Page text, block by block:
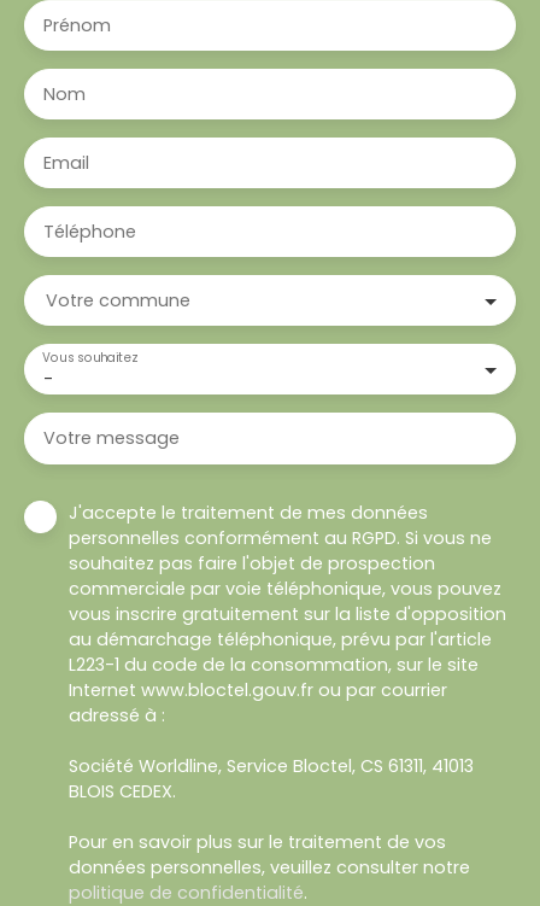
Prénom
Nom
Email
Téléphone
Votre commune
-
Vous souhaitez
Votre message
J'accepte le traitement de mes données
personnelles conformément au RGPD. Si vous ne
souhaitez pas faire l'objet de prospection
commerciale par voie téléphonique, vous pouvez
vous inscrire gratuitement sur la liste d'opposition
au démarchage téléphonique, prévu par l'article
L223-1 du code de la consommation, sur le site
Internet www.bloctel.gouv.fr ou par courrier
adressé à :
Société Worldline, Service Bloctel, CS 61311, 41013
BLOIS CEDEX.
Pour en savoir plus sur le traitement de vos
données personnelles, veuillez consulter notre
politique de confidentialité.